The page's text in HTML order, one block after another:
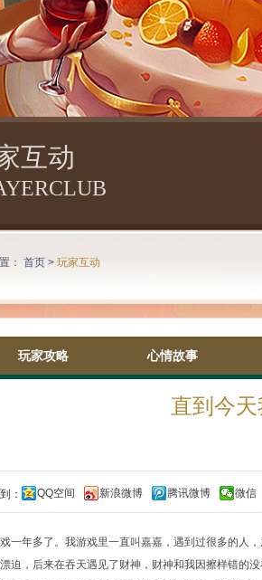
互动
： 首页 > 玩家互动
玩家攻略 心情故事
直到今
： QQ空间 新浪微博 腾讯微博 微信
一年多了。我游戏里一直叫嘉嘉，遇到过很多的人
迫，后来在吞天遇见了财神，财神和我因擦样错的